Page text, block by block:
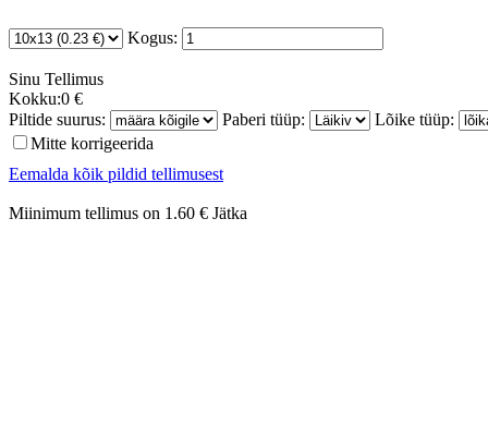
Kogus:
Sinu Tellimus
Kokku:0 €
Piltide suurus:
Paberi tüüp:
Lõike tüüp:
Mitte korrigeerida
Eemalda kõik pildid tellimusest
Miinimum tellimus on 1.60 € Jätka